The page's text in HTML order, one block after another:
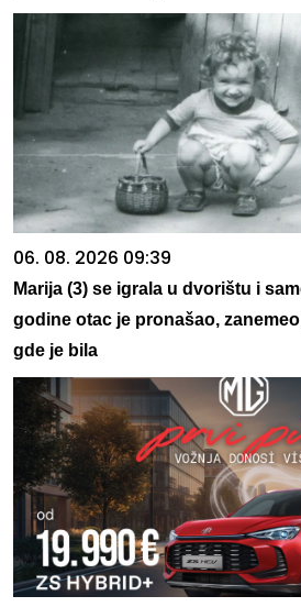
06. 08. 2026 09:39
Marija (3) se igrala u dvorištu i
godine otac je pronašao,
gde je bila